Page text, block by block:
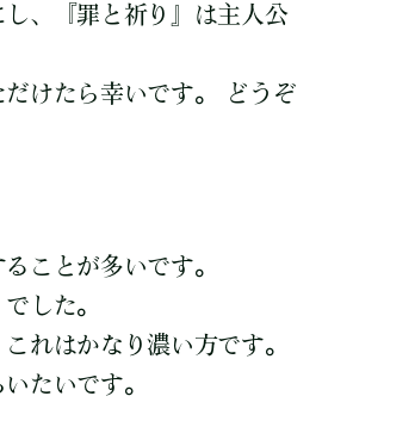
、『罪と祈り』は主人公
けたら幸いです。 どうぞ
ことが多いです。
した。
れはかなり濃い方です。
たいです。